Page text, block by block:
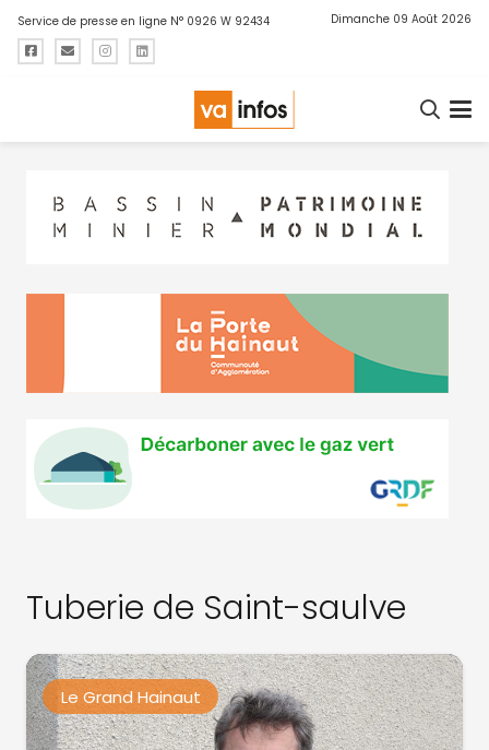
Service de presse en ligne N° 0926 W 92434 Dimanche 09 Août 2026
Tuberie de Saint-saulve
Le Grand Hainaut